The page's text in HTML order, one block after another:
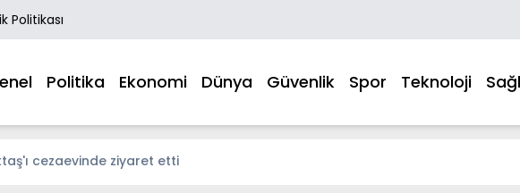
Politikası
Politika Ekonomi Dünya Güvenlik Spor Teknoloji
cezaevinde ziyaret etti